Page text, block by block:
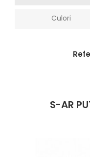
Culori
S-AR